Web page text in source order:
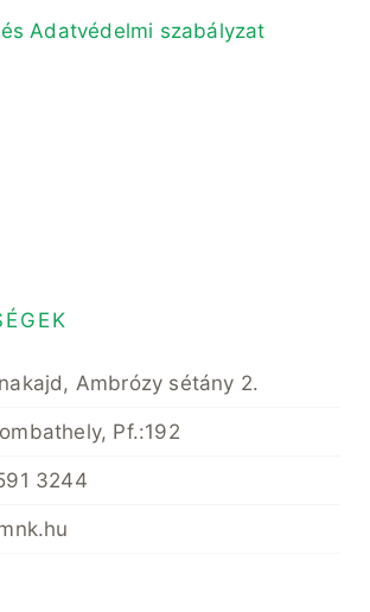
Adatvédelmi szabályzat
Ambrózy sétány 2.
Pf.:192
3244